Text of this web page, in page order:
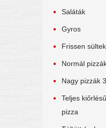
Saláták
Gyros
Frissen sültek
Normál
Nagy pizzák
Teljes
pizza